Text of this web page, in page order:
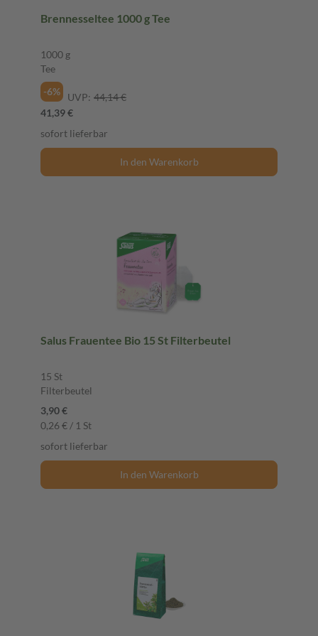
Brennesseltee 1000 g Tee
1000 g
Tee
-6%
UVP: 44,14 €
41,39 €
sofort lieferbar
In den Warenkorb
Salus Frauentee Bio 15 St Filterbeutel
15 St
Filterbeutel
3,90 €
0,26 € / 1 St
sofort lieferbar
In den Warenkorb